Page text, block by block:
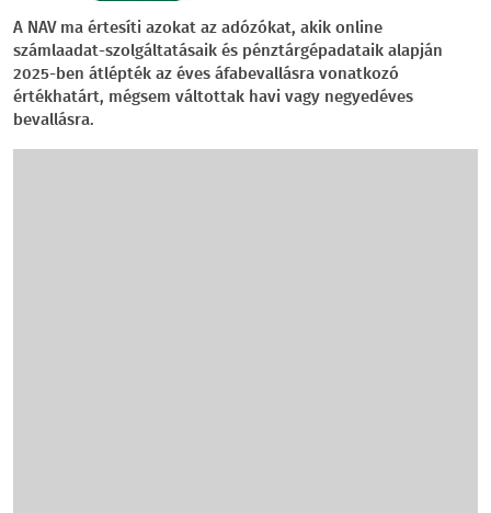
A NAV ma értesíti azokat az adózókat, akik online
számlaadat-szolgáltatásaik és pénztárgépadataik alapján
2025-ben átlépték az éves áfabevallásra vonatkozó
értékhatárt, mégsem váltottak havi vagy negyedéves
bevallásra.